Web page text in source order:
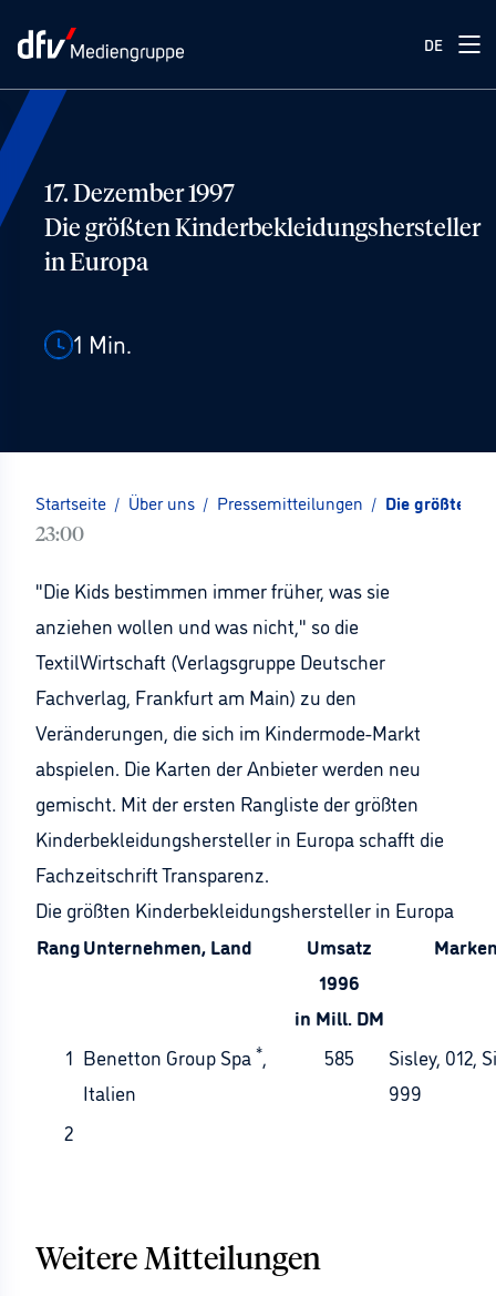
DE
17. Dezember 1997
Die größten Kinderbekleidungshersteller
in Europa
1 Min.
Startseite / Über uns / Pressemitteilungen / Die größten
23:00
"Die Kids bestimmen immer früher, was sie
anziehen wollen und was nicht," so die
TextilWirtschaft (Verlagsgruppe Deutscher
Fachverlag, Frankfurt am Main) zu den
Veränderungen, die sich im Kindermode-Markt
abspielen. Die Karten der Anbieter werden neu
gemischt. Mit der ersten Rangliste der größten
Kinderbekleidungshersteller in Europa schafft die
Fachzeitschrift Transparenz.
Die größten Kinderbekleidungshersteller in Europa
RangUnternehmen, Land
Umsatz
1996
in Mill. DM
1 Benetton Group Spa *,
Italien
585
Sisley, 012,
999
2
Weitere Mitteilungen